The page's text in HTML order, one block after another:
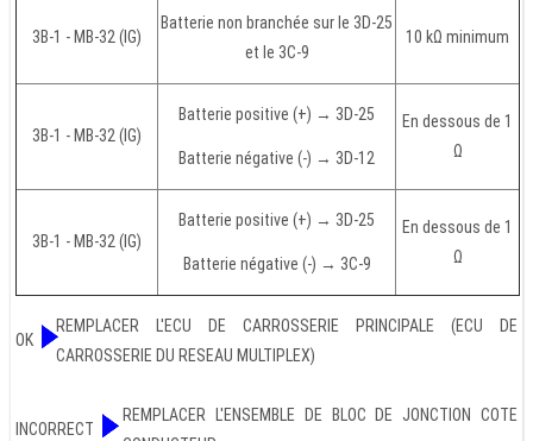
3B-1 - MB-32 (IG)
Batterie non branchée sur le 3D-25
et le 3C-9
10 kΩ minimum
3B-1 - MB-32 (IG)
Batterie positive (+) → 3D-25
Batterie négative (-) → 3D-12
En dessous de 1
Ω
3B-1 - MB-32 (IG)
Batterie positive (+) → 3D-25
Batterie négative (-) → 3C-9
En dessous de 1
Ω
OK
REMPLACER L'ECU DE CARROSSERIE PRINCIPALE (ECU DE
CARROSSERIE DU RESEAU MULTIPLEX)
INCORRECT
REMPLACER L'ENSEMBLE DE BLOC DE JONCTION COTE